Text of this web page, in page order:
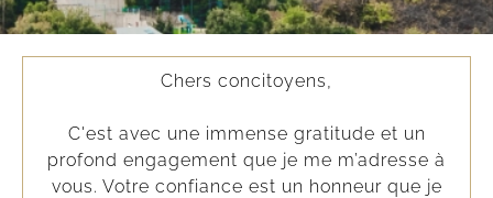
Chers concitoyens,
C'est avec une immense gratitude et un
profond engagement que je me m’adresse à
vous. Votre confiance est un honneur que je